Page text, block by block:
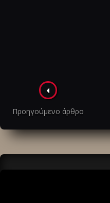
Πλοήγηση
στα
άρθρα
Προηγούμενο άρθρο